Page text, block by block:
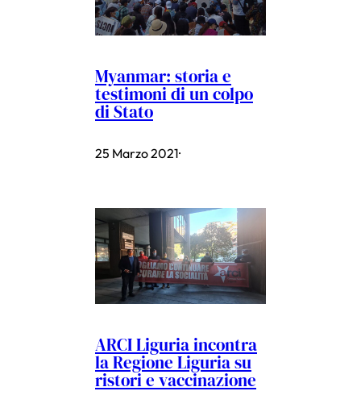
Myanmar: storia e
testimoni di un colpo
di Stato
25 Marzo 2021·
ARCI Liguria incontra
la Regione Liguria su
ristori e vaccinazione